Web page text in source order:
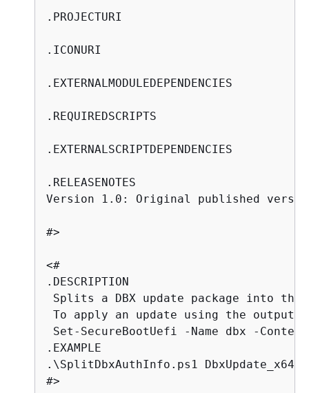
.PROJECTURI
.ICONURI
.EXTERNALMODULEDEPENDENCIES
.REQUIREDSCRIPTS
.EXTERNALSCRIPTDEPENDENCIES
.RELEASENOTES
Version 1.0: Original published
#>
<#
.DESCRIPTION
Splits a DBX update package into
To apply an update using the
Set-SecureBootUefi -Name dbx -
.EXAMPLE
.\SplitDbxAuthInfo.ps1
#>